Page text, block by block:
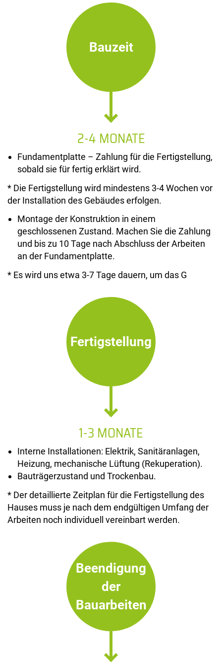
Bauzeit
2-4 MONATE
Fundamentplatte – Zahlung für die Fertigstellung,
sobald sie für fertig erklärt wird.
* Die Fertigstellung wird mindestens 3-4 Wochen vor
der Installation des Gebäudes erfolgen.
Montage der Konstruktion in einem
geschlossenen Zustand. Machen Sie die Zahlung
und bis zu 10 Tage nach Abschluss der Arbeiten
an der Fundamentplatte.
* Es wird uns etwa 3-7 Tage dauern, um das G
Fertigstellung
1-3 MONATE
Interne Installationen: Elektrik, Sanitäranlagen,
Heizung, mechanische Lüftung (Rekuperation).
Bauträgerzustand und Trockenbau.
* Der detaillierte Zeitplan für die Fertigstellung des
Hauses muss je nach dem endgültigen Umfang der
Arbeiten noch individuell vereinbart werden.
Beendigung
der
Bauarbeiten